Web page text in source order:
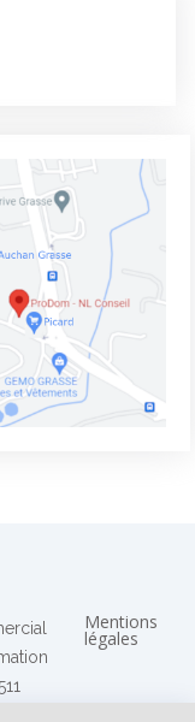
Mentions
légales